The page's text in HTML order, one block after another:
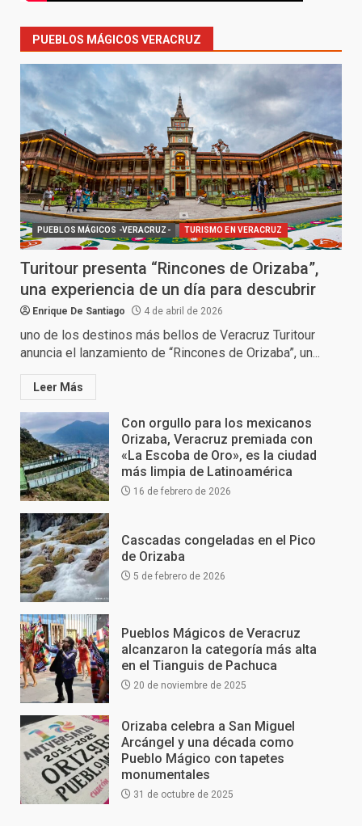
PUEBLOS MÁGICOS VERACRUZ
PUEBLOS MÁGICOS -VERACRUZ- TURISMO EN VERACRUZ
Turitour presenta “Rincones de Orizaba”,
una experiencia de un día para descubrir
Enrique De Santiago 4 de abril de 2026
uno de los destinos más bellos de Veracruz Turitour
anuncia el lanzamiento de “Rincones de Orizaba”, un...
Leer Más
Con orgullo para los mexicanos
Orizaba, Veracruz premiada con
«La Escoba de Oro», es la ciudad
más limpia de Latinoamérica
16 de febrero de 2026
Cascadas congeladas en el Pico
de Orizaba
5 de febrero de 2026
Pueblos Mágicos de Veracruz
alcanzaron la categoría más alta
en el Tianguis de Pachuca
20 de noviembre de 2025
Orizaba celebra a San Miguel
Arcángel y una década como
Pueblo Mágico con tapetes
monumentales
31 de octubre de 2025